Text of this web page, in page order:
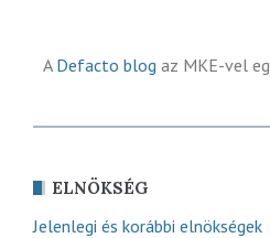
A Defacto blog az MKE-vel
ELNÖKSÉG
Jelenlegi és korábbi elnökségek